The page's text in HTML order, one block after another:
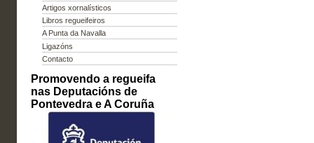
Artigos xornalísticos
Libros regueifeiros
A Punta da Navalla
Ligazóns
Contacto
Promovendo a regueifa
nas Deputacións de
Pontevedra e A Coruña